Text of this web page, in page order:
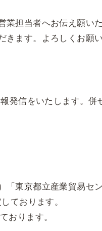
担当者へお伝え願いた
ます。よろしくお願い
発信をいたします。
「東京都立産業貿易セ
ております。
おります。